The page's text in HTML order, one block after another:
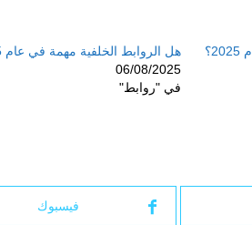
هل الروابط الخلفية مهمة في عام 2025؟
06/08/2025
في "روابط"
فيسبوك